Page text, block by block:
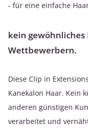
- für eine einfache
kein
Wettbewerbern.
Diese Clip in
Kanekalon Haar. Kein
anderen günstigen
verarbeitet und